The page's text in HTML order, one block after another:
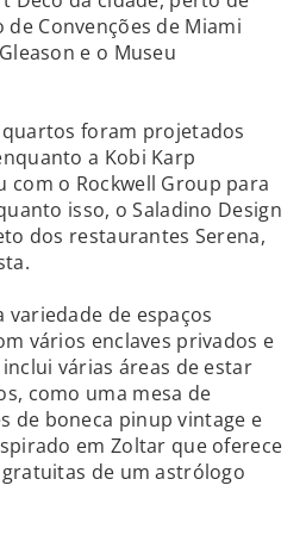
Convenções de Miami
e o Museu
foram projetados
a Kobi Karp
o Rockwell Group para
isso, o Saladino Design
dos restaurantes Serena,
de espaços
vários enclaves privados e
várias áreas de estar
como uma mesa de
de boneca pinup vintage e
em Zoltar que oferece
de um astrólogo